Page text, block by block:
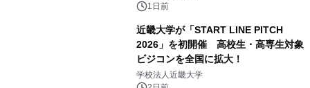
1日前
近畿大学が「START LINE PITCH
2026」を初開催 高校生・高専生対象
ビジコンを全国に拡大！
学校法人近畿大学